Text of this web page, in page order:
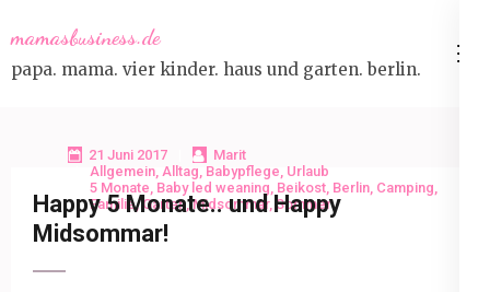
to
content
mamasbusiness.de
papa. mama. vier kinder. haus und garten. berlin.
21 Juni 2017
Marit
Allgemein, Alltag, Babypflege, Urlaub
5 Monate, Baby led weaning, Beikost, Berlin, Camping,
Familie, Garten, Midsommar, Sommer
Happy 5 Monate.. und Happy
Midsommar!